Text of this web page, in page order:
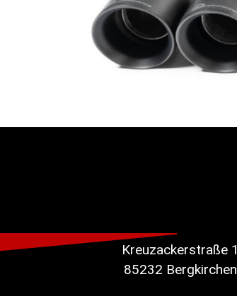
Kreuzackerstraße 1
85232 Bergkirchen